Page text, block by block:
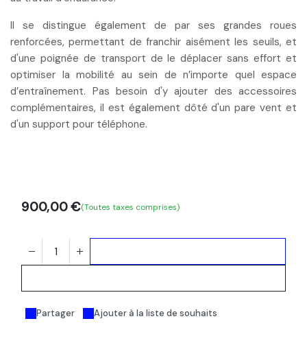
Il se distingue également de par ses grandes roues
renforcées, permettant de franchir aisément les seuils, et
d'une poignée de transport de le déplacer sans effort et
optimiser la mobilité au sein de n’importe quel espace
d’entraînement. Pas besoin d'y ajouter des accessoires
complémentaires, il est également dôté d'un pare vent et
d'un support pour téléphone.
Partager Ajouter à la liste de souhaits
900,00€(Toutes taxes comprises)